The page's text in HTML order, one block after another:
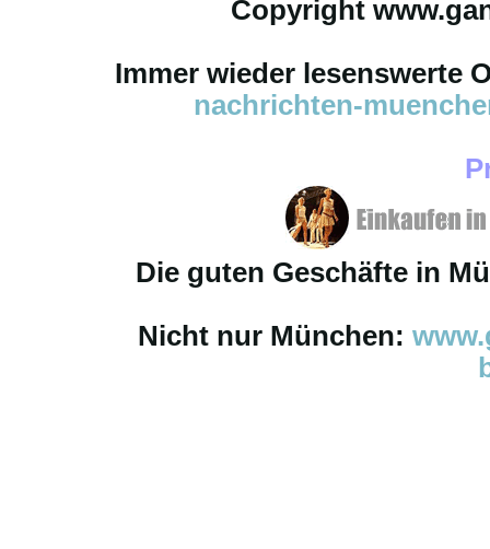
Copyright
Immer wieder lesenswerte
nachrichten-
Die guten Geschäfte in
Nicht nur München: